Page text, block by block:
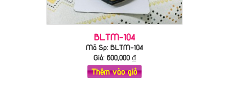
BLTM-104
Mã Sp: BLTM-104
Giá: 600,000₫
Thêm vào giỏ